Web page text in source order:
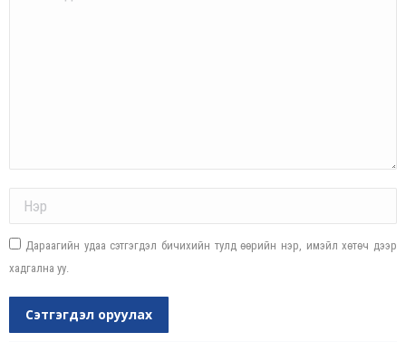
Дараагийн удаа сэтгэгдэл бичихийн тулд өөрийн нэр, имэйл хөтөч дээр
хадгална уу.
Сэтгэгдэл оруулах